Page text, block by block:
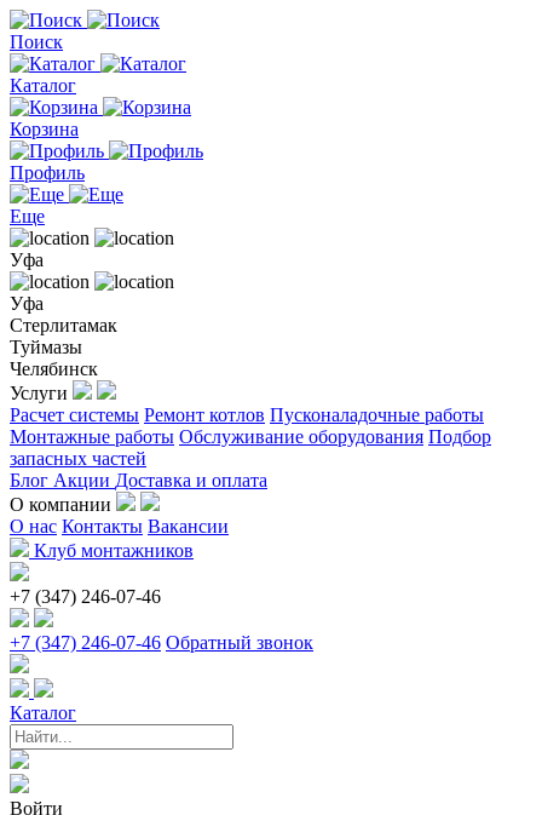
Поиск
Каталог
Корзина
Профиль
Еще
Уфа
Уфа
Стерлитамак
Туймазы
Челябинск
Услуги
Расчет системы Ремонт котлов Пусконаладочные работы
Монтажные работы Обслуживание оборудования Подбор
запасных частей
Блог Акции Доставка и оплата
О компании
О нас Контакты Вакансии
Клуб монтажников
+7 (347) 246-07-46
+7 (347) 246-07-46 Обратный звонок
Каталог
Войти